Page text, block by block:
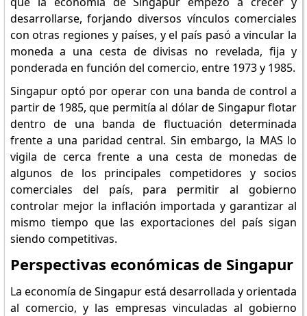
desarrollarse, forjando diversos vínculos comerciales
con otras regiones y países, y el país pasó a vincular la
moneda a una cesta de divisas no revelada, fija y
ponderada en función del comercio, entre 1973 y 1985.
Singapur optó por operar con una banda de control a
partir de 1985, que permitía al dólar de Singapur flotar
dentro de una banda de fluctuación determinada
frente a una paridad central. Sin embargo, la MAS lo
vigila de cerca frente a una cesta de monedas de
algunos de los principales competidores y socios
comerciales del país, para permitir al gobierno
controlar mejor la inflación importada y garantizar al
mismo tiempo que las exportaciones del país sigan
siendo competitivas.
Perspectivas económicas de Singapur
La economía de Singapur está desarrollada y orientada
al comercio, y las empresas vinculadas al gobierno